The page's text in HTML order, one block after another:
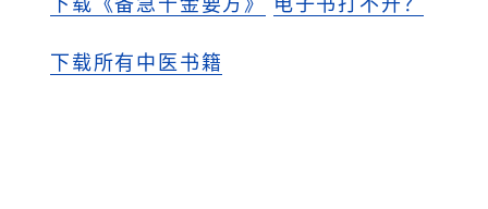
下载《备急千金要方》 电子书打不开？
下载所有中医书籍